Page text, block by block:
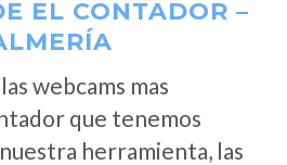
EL CONTADOR –
webcams mas
que tenemos
herramienta, las